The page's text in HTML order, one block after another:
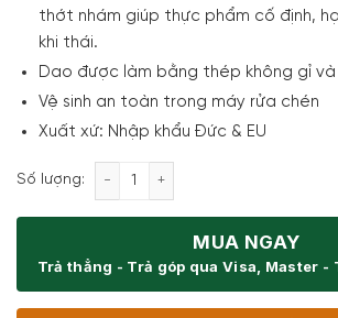
thớt nhám giúp thực phẩm cố định,
khi thái.
Dao được làm bằng thép không gỉ
Vệ sinh an toàn trong máy rửa chén
Xuất xứ: Nhập khẩu Đức & EU
Số lượng: Bộ Dao Thớt Joseph Joseph
MUA NGAY
Trả thẳng - Trả góp qua Visa, Master -